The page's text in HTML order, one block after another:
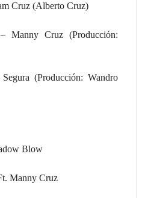
Cruz (Alberto Cruz)
Manny Cruz (Producción:
(Producción: Wandro
Blow
Manny Cruz